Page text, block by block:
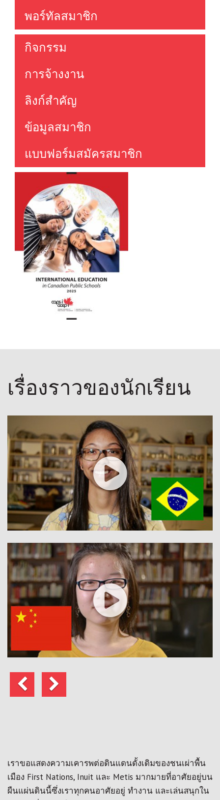
พอร์ทัลสมาชิก
กิจกรรม
การจ้างงาน
ลิงก์สำคัญ
ข้อมูลสมาชิก
แบบฟอร์มสมัครสมาชิก
เรื่องราวของนักเรียน
ก่อน
หน้า
ถัด
ไป
เราขอแสดงความเคารพต่อดินแดนดั้งเดิมของชนเผ่าพื้น
เมือง First Nations, Inuit และ Metis มากมายที่อาศัยอยู่บน
ผืนแผ่นดินนี้ซึ่งเราทุกคนอาศัยอยู่ ทำงาน และเล่นสนุกใน